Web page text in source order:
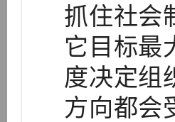
抓住社会
它目标最
度决定组
方向都会